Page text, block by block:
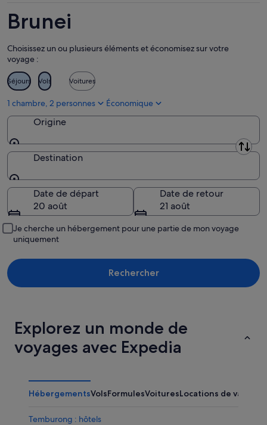
Brunei
Choisissez un ou plusieurs éléments et économisez sur votre
voyage :
Séjours Vols Voitures
1 chambre, 2 personnes Économique
Origine
Origine
Destination
Destination
Date de départ
20 août
Date de retour
21 août
Je cherche un hébergement pour une partie de mon voyage
uniquement
Rechercher
Explorez un monde de
voyages avec Expedia
HébergementsVolsFormulesVoituresLocations de
Temburong : hôtels